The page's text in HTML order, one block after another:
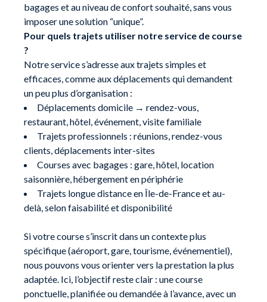
bagages et au niveau de confort souhaité, sans vous
imposer une solution “unique”.
Pour quels trajets utiliser notre service de course
?
Notre service s’adresse aux trajets simples et
efficaces, comme aux déplacements qui demandent
un peu plus d’organisation :
Déplacements domicile → rendez-vous,
restaurant, hôtel, événement, visite familiale
Trajets professionnels : réunions, rendez-vous
clients, déplacements inter-sites
Courses avec bagages : gare, hôtel, location
saisonnière, hébergement en périphérie
Trajets longue distance en Île-de-France et au-
delà, selon faisabilité et disponibilité
Si votre course s’inscrit dans un contexte plus
spécifique (aéroport, gare, tourisme, événementiel),
nous pouvons vous orienter vers la prestation la plus
adaptée. Ici, l’objectif reste clair : une course
ponctuelle, planifiée ou demandée à l’avance, avec un